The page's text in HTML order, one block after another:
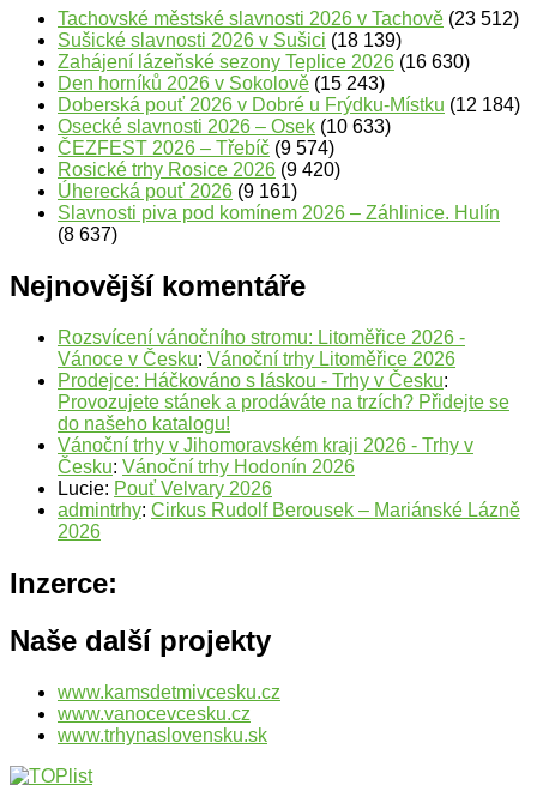
Tachovské městské slavnosti 2026 v Tachově (23 512)
Sušické slavnosti 2026 v Sušici (18 139)
Zahájení lázeňské sezony Teplice 2026 (16 630)
Den horníků 2026 v Sokolově (15 243)
Doberská pouť 2026 v Dobré u Frýdku-Místku (12 184)
Osecké slavnosti 2026 – Osek (10 633)
ČEZFEST 2026 – Třebíč (9 574)
Rosické trhy Rosice 2026 (9 420)
Úherecká pouť 2026 (9 161)
Slavnosti piva pod komínem 2026 – Záhlinice. Hulín
(8 637)
Nejnovější komentáře
Rozsvícení vánočního stromu: Litoměřice 2026 -
Vánoce v Česku: Vánoční trhy Litoměřice 2026
Prodejce: Háčkováno s láskou - Trhy v Česku:
Provozujete stánek a prodáváte na trzích? Přidejte se
do našeho katalogu!
Vánoční trhy v Jihomoravském kraji 2026 - Trhy v
Česku: Vánoční trhy Hodonín 2026
Lucie: Pouť Velvary 2026
admintrhy: Cirkus Rudolf Berousek – Mariánské Lázně
2026
Inzerce:
Naše další projekty
www.kamsdetmivcesku.cz
www.vanocevcesku.cz
www.trhynaslovensku.sk